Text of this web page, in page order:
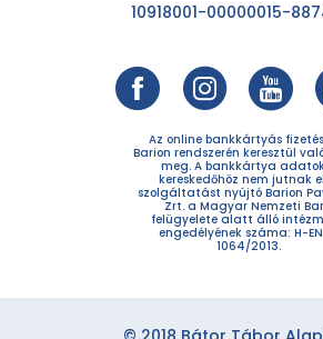
10918001-00000015-
Az online bankkártyás
Barion rendszerén keresztül
meg. A bankkártya
kereskedőhöz nem jutnak
szolgáltatást nyújtó Barion
Zrt. a Magyar Nemzeti
felügyelete alatt álló
engedélyének száma: H-
1064/2013.